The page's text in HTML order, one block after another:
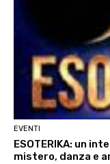
EVENTI
ESOTERIKA: un
mistero, danza e